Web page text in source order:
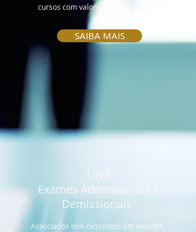
cursos com valores diferenciados.
SAIBA MAIS
UNA
Exames Admissionais e
Demissionais
Associados tem descontos em exames,